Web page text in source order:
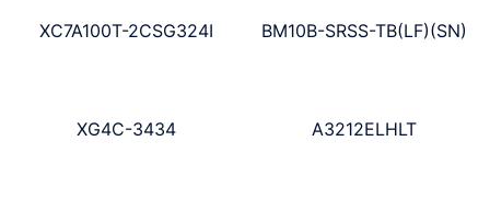
XC7A100T-2CSG324I BM10B-SRSS-TB(LF)(SN)
XG4C-3434 A3212ELHLT